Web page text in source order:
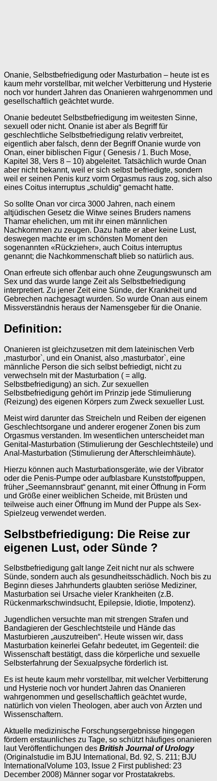
Onanie, Selbstbefriedigung oder Masturbation – heute ist es
kaum mehr vorstellbar, mit welcher Verbitterung und Hysterie
noch vor hundert Jahren das Onanieren wahrgenommen und
gesellschaftlich geächtet wurde.
Onanie bedeutet Selbstbefriedigung im weitesten Sinne,
sexuell oder nicht. Onanie ist aber als Begriff für
geschlechtliche Selbstbefriedigung relativ verbreitet,
eigentlich aber falsch, denn der Begriff Onanie wurde von
Onan, einer biblischen Figur ( Genesis / 1. Buch Mose,
Kapitel 38, Vers 8 – 10) abgeleitet. Tatsächlich wurde Onan
aber nicht bekannt, weil er sich selbst befriedigte, sondern
weil er seinen Penis kurz vorm Orgasmus raus zog, sich also
eines Coitus interruptus „schuldig“ gemacht hatte.
So sollte Onan vor circa 3000 Jahren, nach einem
altjüdischen Gesetz die Witwe seines Bruders namens
Thamar ehelichen, um mit ihr einen männlichen
Nachkommen zu zeugen. Dazu hatte er aber keine Lust,
deswegen machte er im schönsten Moment den
sogenannten «Rückzieher», auch Coitus interruptus
genannt; die Nachkommenschaft blieb so natürlich aus.
Onan erfreute sich offenbar auch ohne Zeugungswunsch am
Sex und das wurde lange Zeit als Selbstbefriedigung
interpretiert. Zu jener Zeit eine Sünde, der Krankheit und
Gebrechen nachgesagt wurden. So wurde Onan aus einem
Missverständnis heraus der Namensgeber für die Onanie.
Definition:
Onanieren ist gleichzusetzen mit dem lateinischen Verb
‚masturbor`, und ein Onanist, also ‚masturbator`, eine
männliche Person die sich selbst befriedigt, nicht zu
verwechseln mit der Masturbation ( = allg.
Selbstbefriedigung) an sich. Zur sexuellen
Selbstbefriedigung gehört im Prinzip jede Stimulierung
(Reizung) des eigenen Körpers zum Zweck sexueller Lust.
Meist wird darunter das Streicheln und Reiben der eigenen
Geschlechtsorgane und anderer erogener Zonen bis zum
Orgasmus verstanden. Im wesentlichen unterscheidet man
Genital-Masturbation (Stimulierung der Geschlechtsteile) und
Anal-Masturbation (Stimulierung der Afterschleimhäute).
Hierzu können auch Masturbationsgeräte, wie der Vibrator
oder die Penis-Pumpe oder aufblasbare Kunststoffpuppen,
früher „Seemannsbraut“ genannt, mit einer Öffnung in Form
und Größe einer weiblichen Scheide, mit Brüsten und
teilweise auch einer Öffnung im Mund der Puppe als Sex-
Spielzeug verwendet werden.
Selbstbefriedigung: Die Reise zur
eigenen Lust, oder Sünde ?
Selbstbefriedigung galt lange Zeit nicht nur als schwere
Sünde, sondern auch als gesundheitsschädlich. Noch bis zu
Beginn dieses Jahrhunderts glaubten seriöse Mediziner,
Masturbation sei Ursache vieler Krankheiten (z.B.
Rückenmarkschwindsucht, Epilepsie, Idiotie, Impotenz).
Jugendlichen versuchte man mit strengen Strafen und
Bandagieren der Geschlechtsteile und Hände das
Masturbieren „auszutreiben“. Heute wissen wir, dass
Masturbation keinerlei Gefahr bedeutet, im Gegenteil: die
Wissenschaft bestätigt, dass die körperliche und sexuelle
Selbsterfahrung der Sexualpsyche förderlich ist.
Es ist heute kaum mehr vorstellbar, mit welcher Verbitterung
und Hysterie noch vor hundert Jahren das Onanieren
wahrgenommen und gesellschaftlich geächtet wurde,
natürlich von vielen Theologen, aber auch von Ärzten und
Wissenschaftern.
Aktuelle medizinische Forschungsergebnisse hingegen
fördern erstaunliches zu Tage, so schützt häufiges onanieren
laut Veröffentlichungen des British Journal of Urology
(Originalstudie im BJU International, Bd. 92, S. 211; BJU
InternationalVolume 103, Issue 2 First published: 23
December 2008) Männer sogar vor Prostatakrebs.